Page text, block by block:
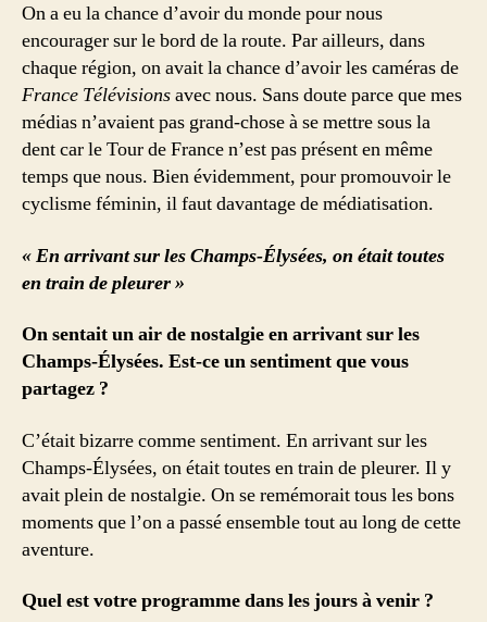
On a eu la chance d’avoir du monde pour nous
encourager sur le bord de la route. Par ailleurs, dans
chaque région, on avait la chance d’avoir les caméras de
France Télévisionsavec nous. Sans doute parce que mes
médias n’avaient pas grand-chose à se mettre sous la
dent car le Tour de France n’est pas présent en même
temps que nous. Bien évidemment, pour promouvoir le
cyclisme féminin, il faut davantage de médiatisation.
« En arrivant sur les Champs-Élysées, on était toutes
en train de pleurer »
On sentait un air de nostalgie en arrivant sur les
Champs-Élysées. Est-ce un sentiment que vous
partagez ?
C’était bizarre comme sentiment. En arrivant sur les
Champs-Élysées, on était toutes en train de pleurer. Il y
avait plein de nostalgie. On se remémorait tous les bons
moments que l’on a passé ensemble tout au long de cette
aventure.
Quel est votre programme dans les jours à venir ?